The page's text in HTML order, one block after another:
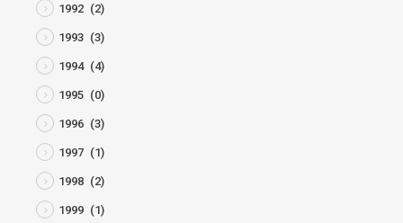
1992 (2)
1993 (3)
1994 (4)
1995 (0)
1996 (3)
1997 (1)
1998 (2)
1999 (1)